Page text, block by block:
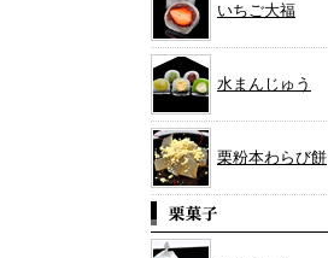
いちご大福
水まんじゅう
栗粉本わらび餅